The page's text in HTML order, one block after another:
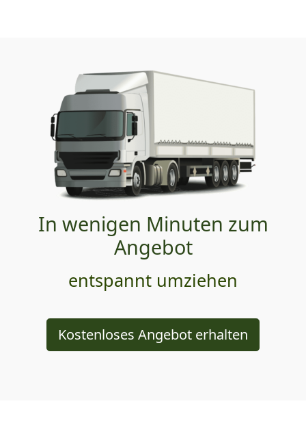
In wenigen Minuten zum
Angebot
entspannt umziehen
Kostenloses Angebot erhalten